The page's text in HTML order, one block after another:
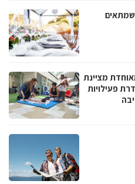
מציינת
פעילויות